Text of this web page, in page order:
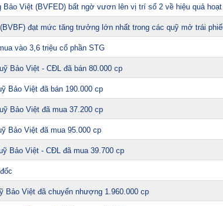
Bảo Việt (BVFED) bất ngờ vươn lên vị trí số 2 về hiệu quả hoạt
đạt mức tăng trưởng lớn nhất trong các quỹ mở trái
vào 3,6 triệu cổ phần STG
Bảo Việt - CĐL đã bán 80.000 cp
Bảo Việt đã bán 190.000 cp
Bảo Việt đã mua 37.200 cp
Bảo Việt đã mua 95.000 cp
Bảo Việt - CĐL đã mua 39.700 cp
Bảo Việt đã chuyển nhượng 1.960.000 cp